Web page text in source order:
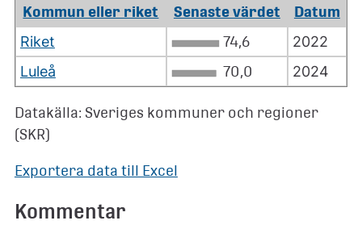
Kommun eller riket Senaste värdet
Datum
Riket
74,6
2022
Luleå
70,0 2024
Datakälla: Sveriges kommuner och regioner
(SKR)
Exportera data till Excel
Kommentar